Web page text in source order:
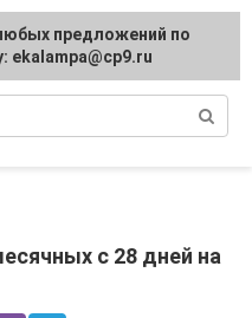
с 28 дней на
предложений по
ekalampa@cp9.ru